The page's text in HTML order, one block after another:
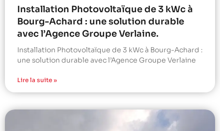
Installation Photovoltaïque de 3 kWc à
Bourg-Achard : une solution durable
avec l’Agence Groupe Verlaine.
Installation Photovoltaïque de 3 kWc à Bourg-Achard :
une solution durable avec l’Agence Groupe Verlaine
Lire la suite »